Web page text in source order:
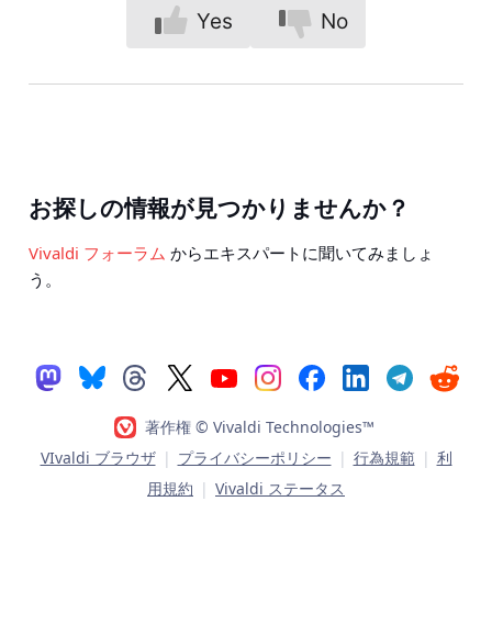
Yes No
お探しの情報が見つかりませんか？
Vivaldi フォーラム からエキスパートに聞いてみましょ
う。
著作権 © Vivaldi Technologies™
VIvaldi ブラウザ | プライバシーポリシー | 行為規範 | 利
用規約 | Vivaldi ステータス